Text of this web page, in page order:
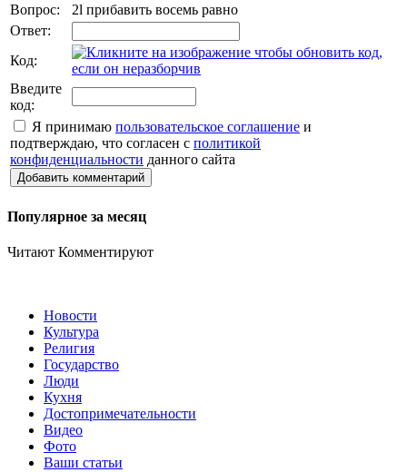
Вопрос:
2l прибавить восемь равно
Ответ:
Код:
Введите
код:
Я принимаю пользовательское соглашение и
подтверждаю, что согласен с политикой
конфиденциальности данного сайта
Добавить комментарий
Популярное за месяц
Читают Комментируют
Новости
Культура
Религия
Государство
Люди
Кухня
Достопримечательности
Видео
Фото
Ваши статьи